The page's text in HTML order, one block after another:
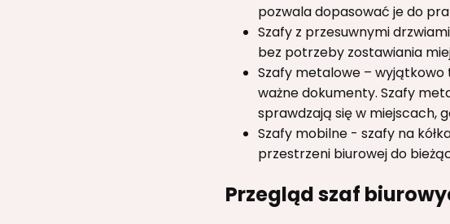
pozwala dopasować je do
Szafy z przesuwnymi
bez potrzeby zostawiania
Szafy metalowe – wyjątkowo
ważne dokumenty. Szafy
sprawdzają się w miejscach,
Szafy mobilne - szafy na
przestrzeni biurowej do
Przegląd szaf